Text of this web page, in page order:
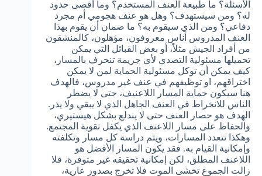
الأسئلة؟ ما طبيعة العنف المستخدم؟ وما أقصى حدود
له؟ ومن سيستهدف؟ وهل هو عنف هجومي أم مجرد
دفاعي؟ ومن الذي سيقوم به؟ ما ضمان أن يقوم بهذا
العنف المدروس أناس معروفون، مؤهلون، كالمنشقون
من أفراد الجيش مثلاً، أو بعض القبائل التي يمكن
تحميلها مسئولية التصدي لأي جريمة تنحرف بالمسار،
كيف يمكن أن توكل مسئولية الحماية لمن لا يمكن
اختراقهم، او توظيفهم في عنف غير مدروس، فالهدف
هنا سيكون حماية المسار اللاعنيف، حتى لا يضطر
الناس للانخراط في العنف الجاهل الذي لا يبقي ولا يذر.
الهدف هو حصار العنف حتى لا يندلع بشكل هيستيري،
والحفاظ على مسار اللاعنف الذي يكفل تقوية المجتمع.
وهكذا تتعدد المسارات، ويتم دراسة كل مسار وتكلفته
وإمكانية القيام به. فقد يكون المسار الأفضل هو
اللاعنف المطلق، لكن إمكانية تحقيقه غير متوفرة، فلا
زالت الجموع تخشى الموت فلا تخرج بصدور عارية،